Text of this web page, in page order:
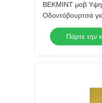
ΒΕΚΜΙΝΤ μοβ
Οδοντόβουρτσά
Εξαιρετικό
στοματική Υγιεινή,
Χρήση
Πάρτε την